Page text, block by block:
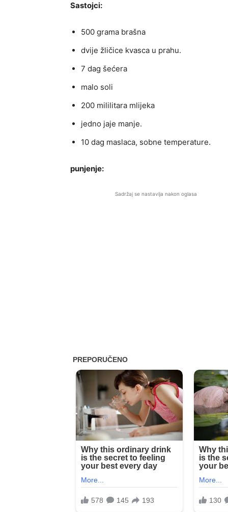
Sastojci:
500 grama brašna
dvije žličice kvasca u prahu.
7 dag šećera
malo soli
200 mililitara mlijeka
jedno jaje manje.
10 dag maslaca, sobne temperature.
punjenje:
Sadržaj se nastavlja nakon oglasa